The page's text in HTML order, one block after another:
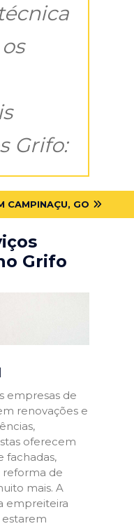
Grifo:
CAMPINAÇU, GO
Grifo
empresas de
renovações e
oferecem
fachadas,
reforma de
mais. A
empreiteira